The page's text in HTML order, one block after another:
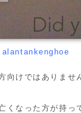
alantankenghoe
けではありませ
なった方が持っ